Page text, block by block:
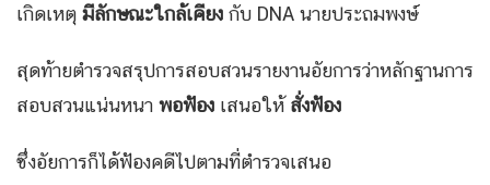
เกิดเหตุ มีลักษณะใกล้เคียง กับ DNA นายประถมพงษ์
สุดท้ายตำรวจสรุปการสอบสวนรายงานอัยการว่าหลักฐานการ
สอบสวนแน่นหนา พอฟ้อง เสนอให้สั่งฟ้อง
ซึ่งอัยการก็ได้ฟ้องคดีไปตามที่ตำรวจเสนอ